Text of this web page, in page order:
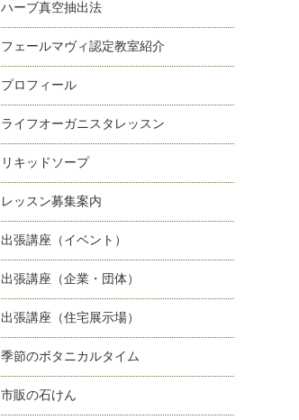
ハーブ真空抽出法
フェールマヴィ認定教室紹介
プロフィール
ライフオーガニスタレッスン
リキッドソープ
レッスン募集案内
出張講座（イベント）
出張講座（企業・団体）
出張講座（住宅展示場）
季節のボタニカルタイム
市販の石けん